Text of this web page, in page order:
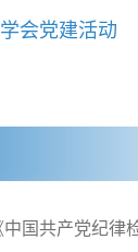
学会党建活动